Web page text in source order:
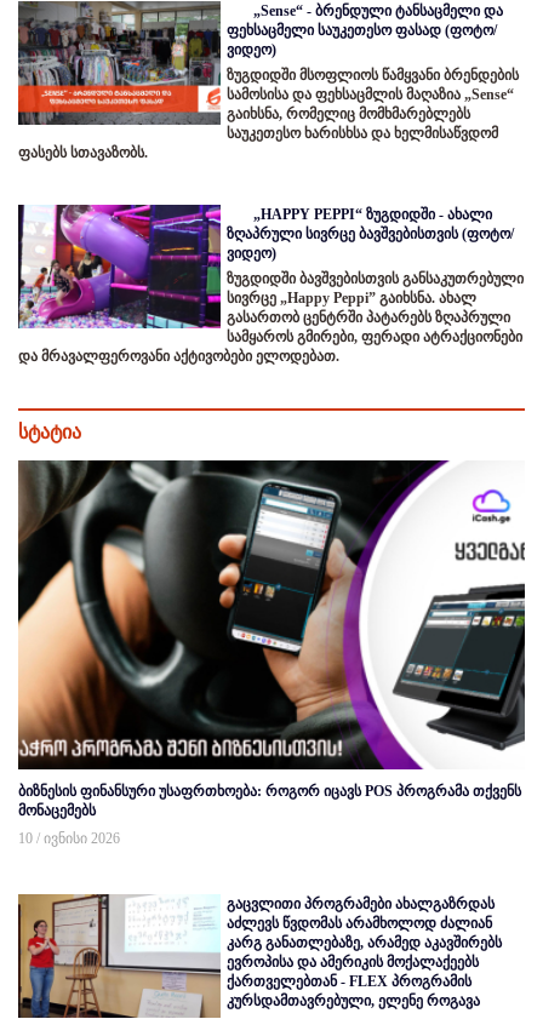
„Sense“ - ბრენდული ტანსაცმელი და
ფეხსაცმელი საუკეთესო ფასად (ფოტო/
ვიდეო)
ზუგდიდში მსოფლიოს წამყვანი ბრენდების
სამოსისა და ფეხსაცმლის მაღაზია „Sense“
გაიხსნა, რომელიც მომხმარებლებს
საუკეთესო ხარისხსა და ხელმისაწვდომ
ფასებს სთავაზობს.
„HAPPY PEPPI“ ზუგდიდში - ახალი
ზღაპრული სივრცე ბავშვებისთვის (ფოტო/
ვიდეო)
ზუგდიდში ბავშვებისთვის განსაკუთრებული
სივრცე „Happy Peppi” გაიხსნა. ახალ
გასართობ ცენტრში პატარებს ზღაპრული
სამყაროს გმირები, ფერადი ატრაქციონები
და მრავალფეროვანი აქტივობები ელოდებათ.
სტატია
ბიზნესის ფინანსური უსაფრთხოება: როგორ იცავს POS პროგრამა თქვენს
მონაცემებს
10 / ივნისი 2026
გაცვლითი პროგრამები ახალგაზრდას
აძლევს წვდომას არამხოლოდ ძალიან
კარგ განათლებაზე, არამედ აკავშირებს
ევროპისა და ამერიკის მოქალაქეებს
ქართველებთან - FLEX პროგრამის
კურსდამთავრებული, ელენე როგავა